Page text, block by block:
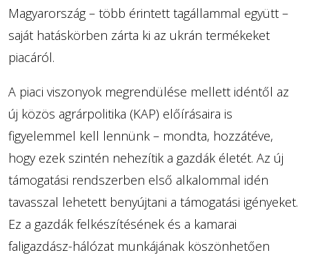
Magyarország – több érintett tagállammal együtt –
saját hatáskörben zárta ki az ukrán termékeket
piacáról.
A piaci viszonyok megrendülése mellett idéntől az
új közös agrárpolitika (KAP) előírásaira is
figyelemmel kell lennünk – mondta, hozzátéve,
hogy ezek szintén nehezítik a gazdák életét. Az új
támogatási rendszerben első alkalommal idén
tavasszal lehetett benyújtani a támogatási igényeket.
Ez a gazdák felkészítésének és a kamarai
faligazdász-hálózat munkájának köszönhetően